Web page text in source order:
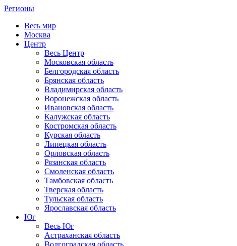
Регионы
Весь мир
Москва
Центр
Весь Центр
Московская область
Белгородская область
Брянская область
Владимирская область
Воронежская область
Ивановская область
Калужская область
Костромская область
Курская область
Липецкая область
Орловская область
Рязанская область
Смоленская область
Тамбовская область
Тверская область
Тульская область
Ярославская область
Юг
Весь Юг
Астраханская область
Волгоградская область